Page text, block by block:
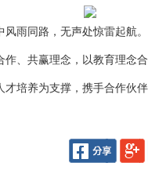
风雨同路，无声处惊雷起航
作、共赢理念，以教育理念
才培养为支撑，携手合作伙